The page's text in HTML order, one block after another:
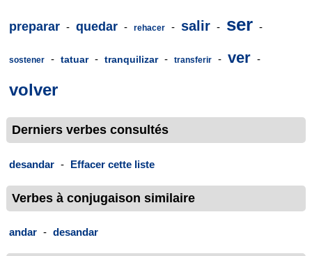
preparar - quedar - rehacer - salir - ser -
sostener - tatuar - tranquilizar - transferir - ver -
volver
Derniers verbes consultés
desandar - Effacer cette liste
Verbes à conjugaison similaire
andar - desandar